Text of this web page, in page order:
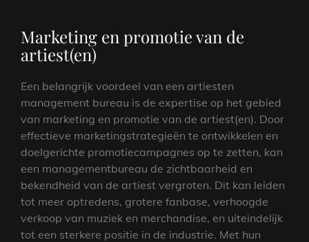
Marketing en promotie van de
artiest(en)
Een belangrijk voordeel van een artiesten
management bureau is de expertise op het gebied
van marketing en promotie van de artiest(en). Door
effectieve marketingstrategieën te ontwikkelen en
doelgerichte promotiecampagnes op te zetten, kan
een managementbureau de zichtbaarheid en
bekendheid van de artiest vergroten. Dit kan leiden
tot meer optredens, grotere fanbase, verhoogde
verkoop van muziek en merchandise, en uiteindelijk
tot een sterkere positie in de industrie. Met hun